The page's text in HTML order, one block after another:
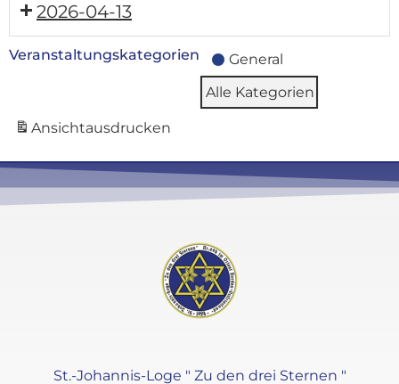
2026-04-13
Veranstaltungskategorien
General
Alle Kategorien
Ansichtausdrucken
St.-Johannis-Loge " Zu den drei Sternen "